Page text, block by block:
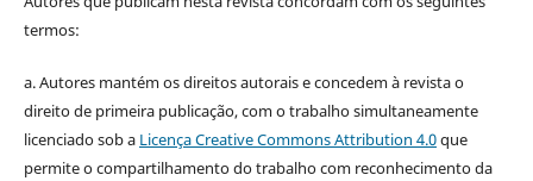
termos:
a. Autores mantém os direitos autorais e concedem à revista o
direito de primeira publicação, com o trabalho simultaneamente
licenciado sob a Licença Creative Commons Attribution 4.0que
permite o compartilhamento do trabalho com reconhecimento da